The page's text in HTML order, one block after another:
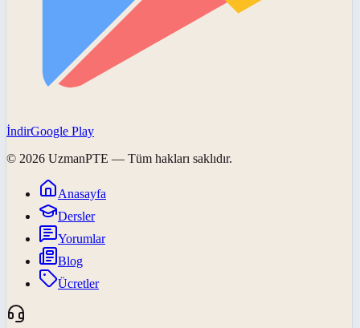
İndirGoogle Play
© 2026 UzmanPTE — Tüm hakları saklıdır.
Anasayfa
Dersler
Yorumlar
Blog
Ücretler